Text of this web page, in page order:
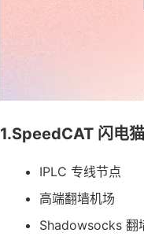
1.SpeedCAT 闪电
IPLC 专线节点
高端翻墙机场
Shadowsocks 翻